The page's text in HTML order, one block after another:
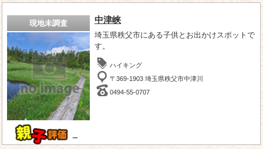
現地未調査
－
中津峡
埼玉県秩父市にある子供とお出かけスポットで
す。
ハイキング
〒369-1903 埼玉県秩父市中津川
0494-55-0707